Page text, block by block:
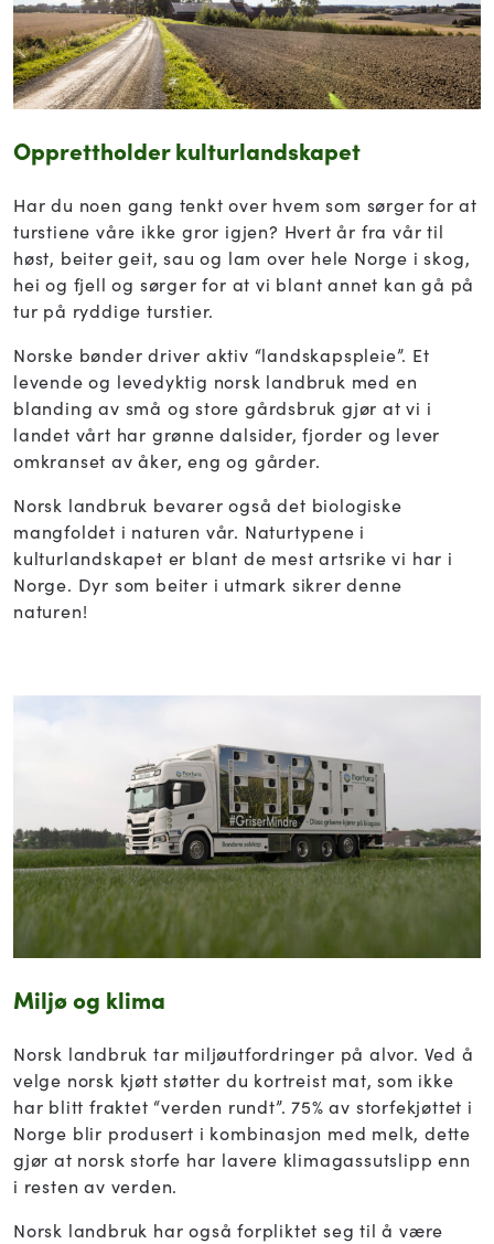
Opprettholder kulturlandskapet
Har du noen gang tenkt over hvem som sørger for at
turstiene våre ikke gror igjen? Hvert år fra vår til
høst, beiter geit, sau og lam over hele Norge i skog,
hei og fjell og sørger for at vi blant annet kan gå på
tur på ryddige turstier.
Norske bønder driver aktiv “landskapspleie”. Et
levende og levedyktig norsk landbruk med en
blanding av små og store gårdsbruk gjør at vi i
landet vårt har grønne dalsider, fjorder og lever
omkranset av åker, eng og gårder.
Norsk landbruk bevarer også det biologiske
mangfoldet i naturen vår. Naturtypene i
kulturlandskapet er blant de mest artsrike vi har i
Norge. Dyr som beiter i utmark sikrer denne
naturen!
Miljø og klima
Norsk landbruk tar miljøutfordringer på alvor. Ved å
velge norsk kjøtt støtter du kortreist mat, som ikke
har blitt fraktet “verden rundt”. 75% av storfekjøttet i
Norge blir produsert i kombinasjon med melk, dette
gjør at norsk storfe har lavere klimagassutslipp enn
i resten av verden.
Norsk landbruk har også forpliktet seg til å være